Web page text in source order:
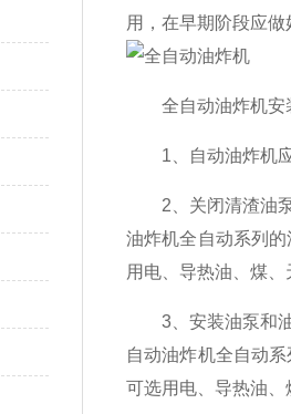
用，在早期阶段应
全自动油炸机安
1、自动油炸机应
2、关闭清渣油泵
油炸机全自动系列
用电、导热油、煤
3、安装油泵和油
自动油炸机全自动
可选用电、导热油